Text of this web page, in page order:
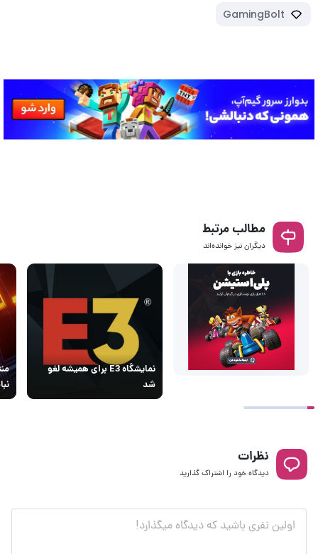
GamingBolt
مطالب مرتبط
دیگران نیز خوانده‌اند
نمایشگاه E3 برای همیشه لغو
شد
نظرات
دیدگاه خود را اشتراک گذارید